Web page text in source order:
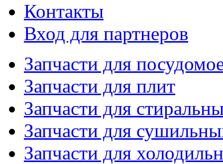
Контакты
Вход для партнеров
Запчасти для
Запчасти для плит
Запчасти для
Запчасти для
Запчасти для